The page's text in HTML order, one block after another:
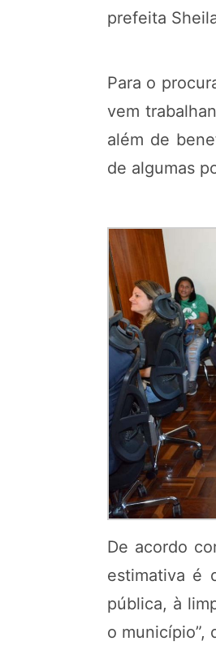
prefeita
Para o
vem
além de
de algumas
De acordo
estimativa é
pública, à
o município”,